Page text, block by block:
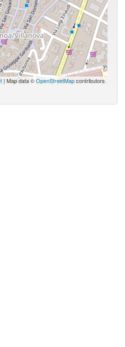
| Map data ©OpenStreetMapcontributors